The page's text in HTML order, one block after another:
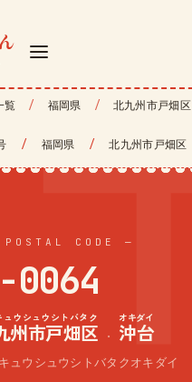
覧 福岡県 北九州市戸畑区
/ 福岡県 / 北九州市戸畑区
CODE —
0064
州市戸畑区
ュウシュウシトバタク
· 沖台
オキダイ
ュウシュウシトバタクオキダイ